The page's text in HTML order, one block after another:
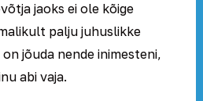
jaoks ei ole kõige
palju juhuslikke
jõuda nende inimesteni,
abi vaja.